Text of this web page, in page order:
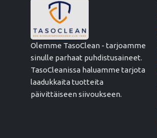
Olemme TasoClean - tarjoamme
sinulle parhaat puhdistusaineet.
TasoCleanissa haluamme tarjota
laadukkaita tuotteita
päivittäiseen siivoukseen.